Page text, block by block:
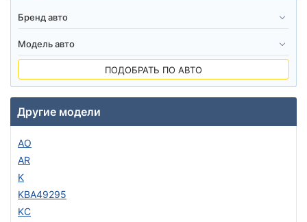
ПОДОБРАТЬ ПО АВТО
Другие модели
AO
AR
K
KBA49295
KC